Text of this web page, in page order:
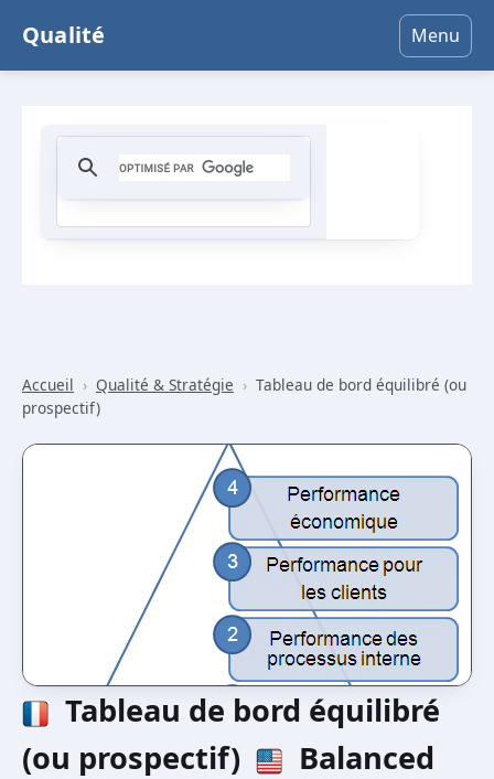
Qualité Menu
Accueil › Qualité & Stratégie › Tableau de bord équilibré (ou
prospectif)
Tableau de bord équilibré
(ou prospectif)
Balanced